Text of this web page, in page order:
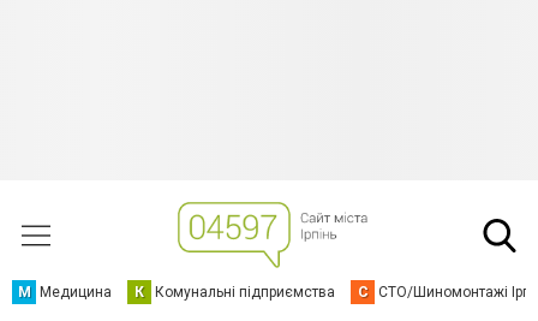
М Медицина К Комунальні підприємства С СТО/Шиномонтажі